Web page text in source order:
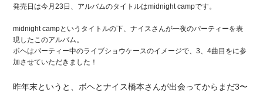
発売日は今月23日、アルバムのタイトルはmidnight campです。
midnight campというタイトルの下、ナイスさんが一夜のパーティーを表
現したこのアルバム。
ボヘはパーティー中のライブショウケースのイメージで、3、4曲目をに参
加させていただきました！
昨年末というと、ボヘとナイス橋本さんが出会ってからまだ3〜